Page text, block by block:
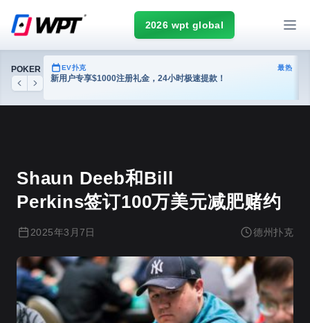
2026 wpt global
POKER
Previous
Next
热门 EV扑克 最热
新用户专享$1000注册礼金，24小时极速提款！
Shaun Deeb和Bill
Perkins签订100万美元减肥赌约
2025年3月7日 德州扑克